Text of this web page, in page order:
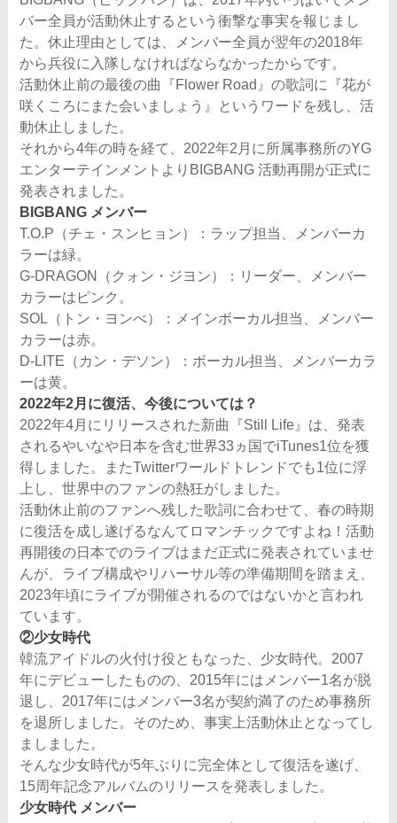
バー全員が活動休止するという衝撃な事実を報じまし
た。休止理由としては、メンバー全員が翌年の2018年
から兵役に入隊しなければならなかったからです。
活動休止前の最後の曲『Flower Road』の歌詞に『花が
咲くころにまた会いましょう』というワードを残し、活
動休止しました。
それから4年の時を経て、2022年2月に所属事務所のYG
エンターテインメントよりBIGBANG 活動再開が正式に
発表されました。
BIGBANG メンバー
T.O.P（チェ・スンヒョン）：ラップ担当、メンバーカ
ラーは緑。
G-DRAGON（クォン・ジヨン）：リーダー、メンバー
カラーはピンク。
SOL（トン・ヨンべ）：メインボーカル担当、メンバー
カラーは赤。
D-LITE（カン・デソン）：ボーカル担当、メンバーカラ
ーは黄。
2022年2月に復活、今後については？
2022年4月にリリースされた新曲『Still Life』は、発表
されるやいなや日本を含む世界33ヵ国でiTunes1位を獲
得しました。またTwitterワールドトレンドでも1位に浮
上し、世界中のファンの熱狂がしました。
活動休止前のファンへ残した歌詞に合わせて、春の時期
に復活を成し遂げるなんてロマンチックですよね！活動
再開後の日本でのライブはまだ正式に発表されていませ
んが、ライブ構成やリハーサル等の準備期間を踏まえ、
2023年頃にライブが開催されるのではないかと言われ
ています。
②少女時代
韓流アイドルの火付け役ともなった、少女時代。2007
年にデビューしたものの、2015年にはメンバー1名が脱
退し、2017年にはメンバー3名が契約満了のため事務所
を退所しました。そのため、事実上活動休止となってし
ましました。
そんな少女時代が5年ぶりに完全体として復活を遂げ、
15周年記念アルバムのリリースを発表しました。
少女時代 メンバー